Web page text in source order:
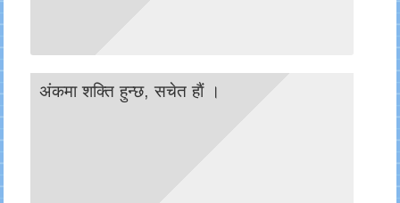
अंकमा शक्ति हुन्छ, सचेत हाैं ।